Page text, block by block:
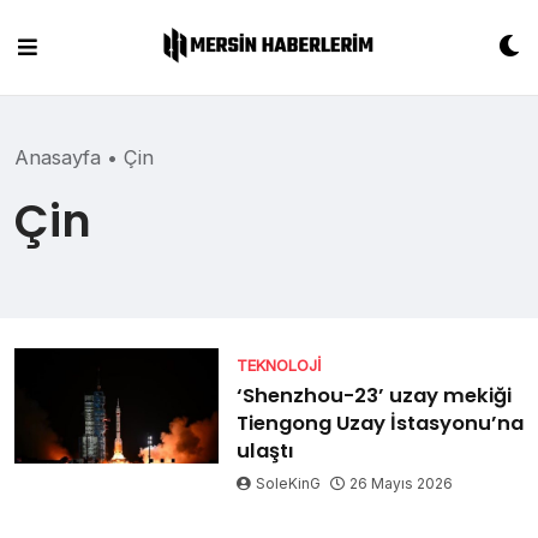
content
Anasayfa • Çin
Çin
TEKNOLOJI
‘Shenzhou-23’ uzay mekiği
Tiengong Uzay İstasyonu’na
ulaştı
SoleKinG 26 Mayıs 2026